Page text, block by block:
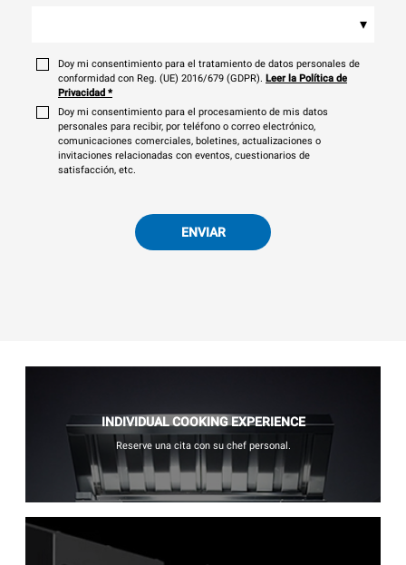
▾
Doy mi consentimiento para el tratamiento de datos personales de
conformidad con Reg. (UE) 2016/679 (GDPR). Leer la Política de
Privacidad *
Doy mi consentimiento para el procesamiento de mis datos
personales para recibir, por teléfono o correo electrónico,
comunicaciones comerciales, boletines, actualizaciones o
invitaciones relacionadas con eventos, cuestionarios de
satisfacción, etc.
ENVIAR
INDIVIDUAL COOKING EXPERIENCE
Reserve una cita con su chef personal.